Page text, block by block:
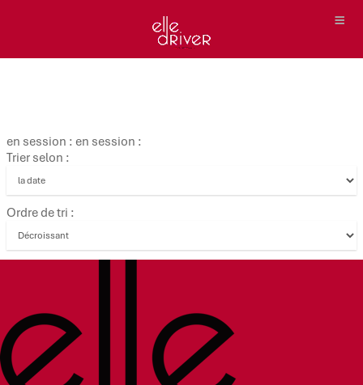
en session : en session :
Trier selon :
Ordre de tri :